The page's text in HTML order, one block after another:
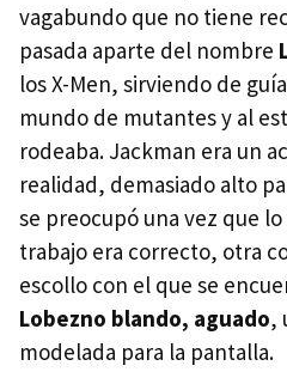
vagabundo que no tiene
pasada aparte del nombre
los X-Men, sirviendo de
mundo de mutantes y al
rodeaba. Jackman era un
realidad, demasiado alto
se preocupó una vez que lo
trabajo era correcto, otra
escollo con el que se
Lobezno blando, aguado,
modelada para la pantalla.